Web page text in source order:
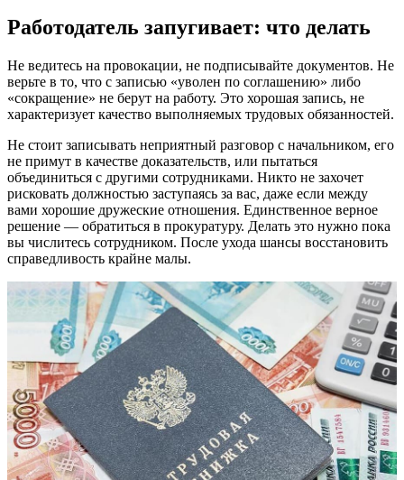
Работодатель запугивает: что делать
Не ведитесь на провокации, не подписывайте документов. Не
верьте в то, что с записью «уволен по соглашению» либо
«сокращение» не берут на работу.‎ Это хорошая запись, не
характеризует качество выполняемых трудовых обязанностей.
Не стоит записывать неприятный разговор с начальником, его
не примут в качестве доказательств, или пытаться
объединиться с другими сотрудниками. Никто не захочет
рисковать должностью заступаясь за вас, даже если между
вами хорошие дружеские отношения. Единственное верное
решение ― обратиться в прокуратуру. Делать это нужно пока
вы числитесь сотрудником. После ухода шансы восстановить
справедливость крайне малы.